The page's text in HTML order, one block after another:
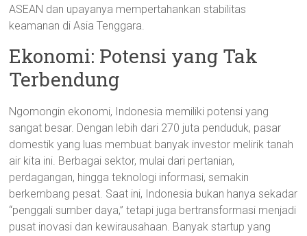
ASEAN dan upayanya mempertahankan stabilitas
keamanan di Asia Tenggara.
Ekonomi: Potensi yang Tak
Terbendung
Ngomongin ekonomi, Indonesia memiliki potensi yang
sangat besar. Dengan lebih dari 270 juta penduduk, pasar
domestik yang luas membuat banyak investor melirik tanah
air kita ini. Berbagai sektor, mulai dari pertanian,
perdagangan, hingga teknologi informasi, semakin
berkembang pesat. Saat ini, Indonesia bukan hanya sekadar
“penggali sumber daya,” tetapi juga bertransformasi menjadi
pusat inovasi dan kewirausahaan. Banyak startup yang